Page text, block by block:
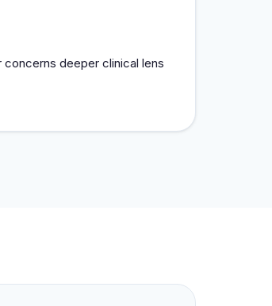
concerns deeper clinical lens